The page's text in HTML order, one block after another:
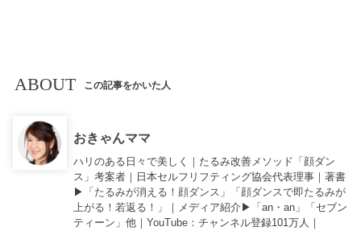
ABOUT この記事をかいた人
おきゃんママ
ハリのある日々で美しく｜たるみ改善メソッド「顔ダン
ス」考案者｜日本セルフリフティング協会代表理事｜著書
▶︎「 たるみが消える！顔ダンス 」「 顔ダンスで即たるみが
上がる！若返る！ 」｜メディア紹介▶︎「an・an」「セブン
ティーン」他｜YouTube ：チャンネル登録101万人｜